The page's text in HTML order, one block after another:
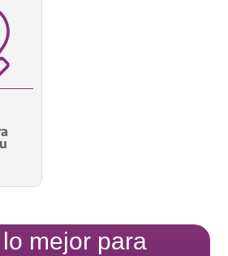
mejor para